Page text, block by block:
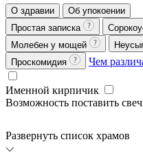
О здравии
Об упокоении
Простая записка
Молебен у мощей
Проскомидия
Чем
Именной кирпичик
Возможность поставить
Развернуть список храмов